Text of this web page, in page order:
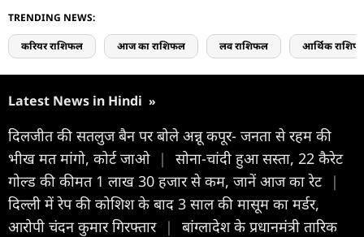
TRENDING NEWS:
करियर राशिफल आज का राशिफल लव राशिफल आर्थिक
Latest News in Hindi »
दिलजीत की सतलुज बैन पर बोले अन्नू कपूर- जनता से रहम की
भीख मत मांगो, कोर्ट जाओ |
सोना-चांदी हुआ सस्ता, 22 कैरेट
गोल्ड की कीमत 1 लाख 30 हजार से कम, जानें आज का रेट |
दिल्ली में रेप की कोशिश के बाद 3 साल की मासूम का मर्डर,
आरोपी चंदन कुमार गिरफ्तार |
बांग्लादेश के प्रधानमंत्री तारिक